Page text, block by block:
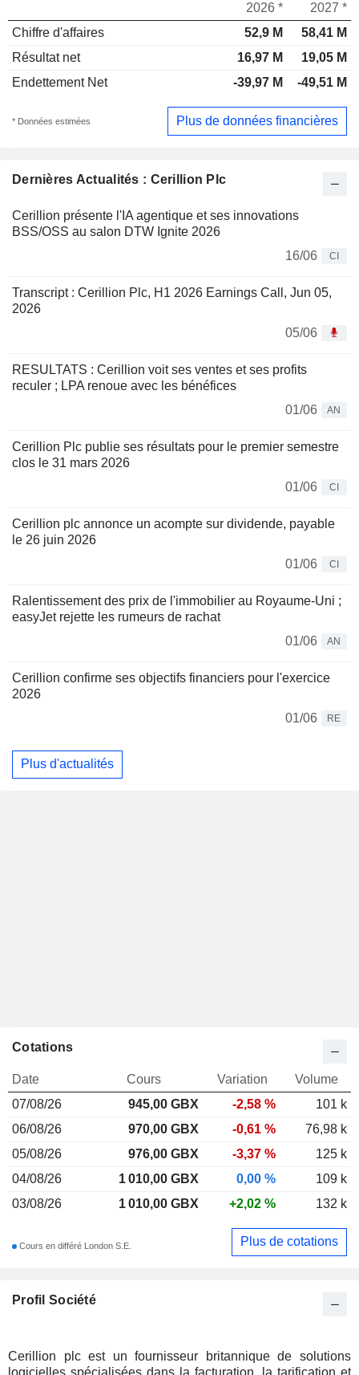
Dernières Actualités : Cerillion Plc
Cerillion présente l'IA agentique et ses innovations
BSS/OSS au salon DTW Ignite 2026
16/06
CI
Transcript : Cerillion Plc, H1 2026 Earnings Call, Jun 05,
2026
05/06
RESULTATS : Cerillion voit ses ventes et ses profits
reculer ; LPA renoue avec les bénéfices
01/06
AN
Cerillion Plc publie ses résultats pour le premier semestre
clos le 31 mars 2026
01/06
CI
Cerillion plc annonce un acompte sur dividende, payable
le 26 juin 2026
01/06
CI
Ralentissement des prix de l'immobilier au Royaume-Uni ;
easyJet rejette les rumeurs de rachat
01/06
AN
Cerillion confirme ses objectifs financiers pour l'exercice
2026
01/06
RE
Plus d'actualités
2026 *
2027 *
Chiffre d'affaires
52,9 M
58,41 M
Résultat net
16,97 M
19,05 M
Endettement Net
-39,97 M -49,51 M
* Données estimées Plus de données financières
Profil Société
Cerillion plc est un fournisseur britannique de solutions
logicielles spécialisées dans la facturation, la tarification et
Cotations
Date Cours Variation
Volume
07/08/26
945,00 GBX -2,58 %
101 k
06/08/26
970,00 GBX -0,61 %
76,98 k
05/08/26
976,00 GBX -3,37 %
125 k
04/08/26
1 010,00 GBX 0,00 %
109 k
03/08/26
1 010,00 GBX +2,02 % 132 k
Cours en différé London S.E. Plus de cotations